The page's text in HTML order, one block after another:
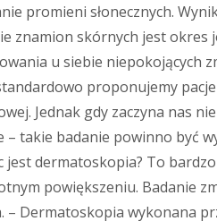
promieni słonecznych.
znamion skórnych jest
u siebie niepokojących
proponujemy
Jednak gdy zaczyna nas
takie badanie powinno być
dermatoskopia? To
powiększeniu. Badanie
Dermatoskopia wykonana